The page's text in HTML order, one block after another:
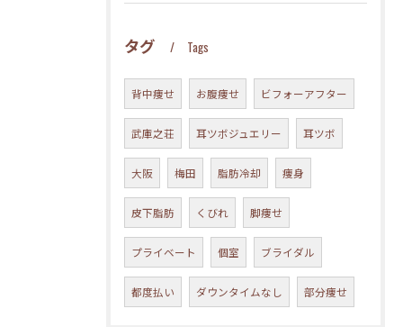
タグ Tags
背中痩せ お腹痩せ ビフォーアフター
武庫之荘 耳ツボジュエリー 耳ツボ
大阪 梅田 脂肪冷却 痩身
皮下脂肪 くびれ 脚痩せ
プライベート 個室 ブライダル
都度払い ダウンタイムなし 部分痩せ